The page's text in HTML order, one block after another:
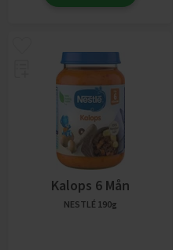
Kalops 6 Mån
NESTLÉ 190g